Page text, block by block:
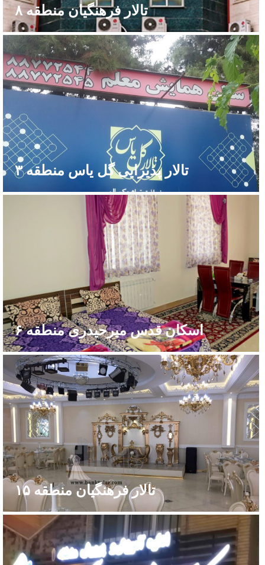
تالار فرهنگیان منطقه ۸
تالار پذیرایی گل یاس منطقه ۳
اسکان قدس میرحیدری منطقه ۶
تالار فرهنگیان منطقه ۱۵